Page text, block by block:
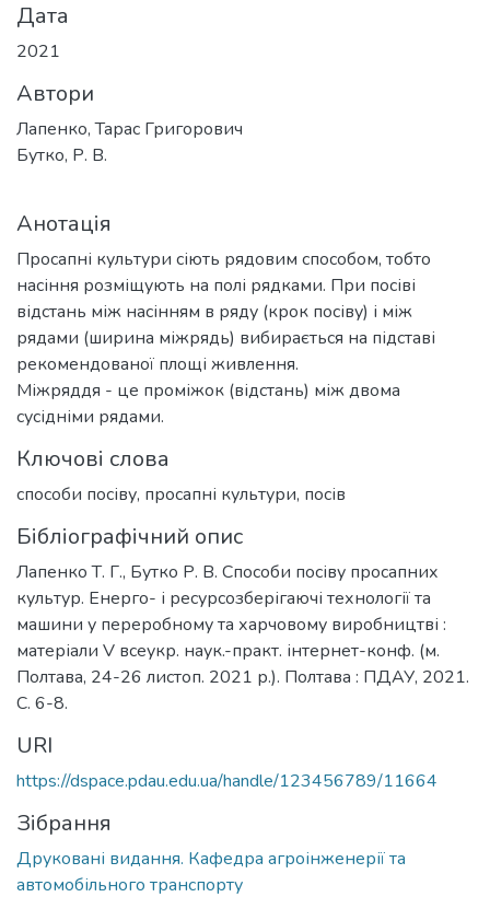
Дата
2021
Автори
Лапенко, Тарас Григорович
Бутко, Р. В.
Анотація
Просапні культури сіють рядовим способом, тобто
насіння розміщують на полі рядками. При посіві
відстань між насінням в ряду (крок посіву) і між
рядами (ширина міжрядь) вибирається на підставі
рекомендованої площі живлення.
Міжряддя - це проміжок (відстань) між двома
сусідніми рядами.
Ключові слова
способи посіву, просапні культури, посів
Бібліографічний опис
Лапенко Т. Г., Бутко Р. В. Способи посіву просапних
культур. Енерго- і ресурсозберігаючі технології та
машини у переробному та харчовому виробництві :
матеріали V всеукр. наук.-практ. інтернет-конф. (м.
Полтава, 24-26 листоп. 2021 р.). Полтава : ПДАУ, 2021.
С. 6-8.
URI
https://dspace.pdau.edu.ua/handle/123456789/11664
Зібрання
Друковані видання. Кафедра агроінженерії та
автомобільного транспорту